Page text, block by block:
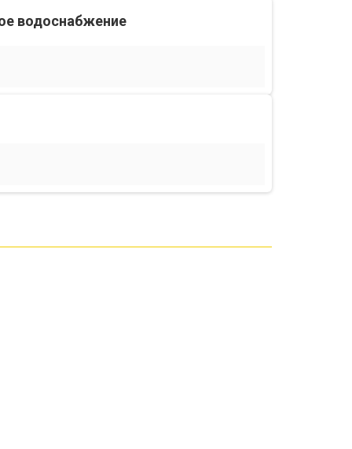
водоснабжение